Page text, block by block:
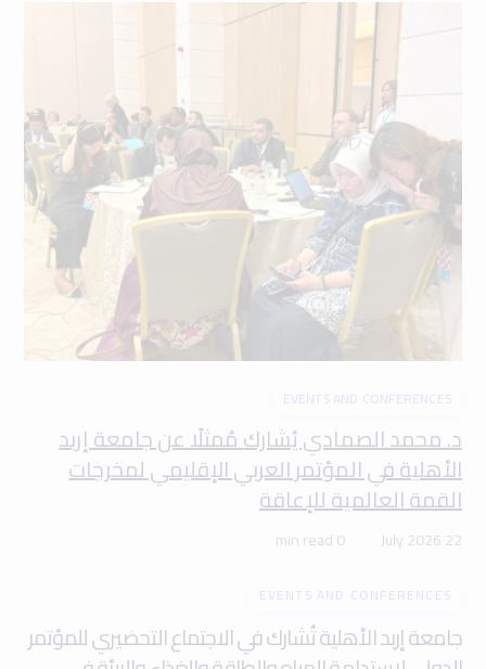
EVENTS AND CONFERENCES
د. محمد الصمادي يُشارك مُمثلًا عن جامعة إربد
الأهلية في المؤتمر العربي الإقليمي لمخرجات
القمة العالمية للإعاقة
22 July 2026
0 min read
EVENTS AND CONFERENCES
جامعة إربد الأهلية تُشارك في الاجتماع التحضيري للمؤتمر